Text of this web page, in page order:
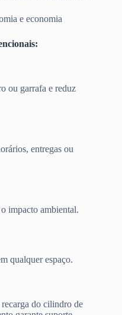
e economia
ou garrafa e reduz
entregas ou
impacto ambiental.
qualquer espaço.
do cilindro de